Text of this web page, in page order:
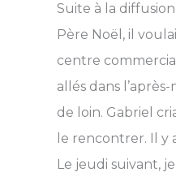
Suite à la
Père Noël, il
centre
allés dans l’après-
de loin. Gabriel
le rencontrer. Il y
Le jeudi suivant,